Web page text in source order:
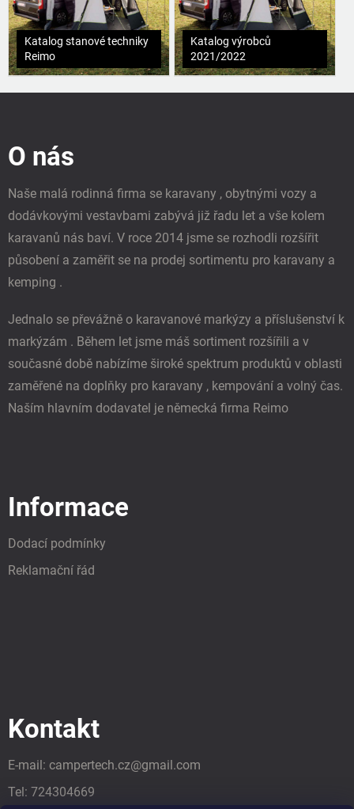
Katalog stanové techniky
Reimo
Katalog výrobců
2021/2022
O nás
Naše malá rodinná firma se karavany , obytnými vozy a
dodávkovými vestavbami zabývá již řadu let a vše kolem
karavanů nás baví. V roce 2014 jsme se rozhodli rozšířit
působení a zaměřit se na prodej sortimentu pro karavany a
kemping .
Jednalo se převážně o karavanové markýzy a příslušenství k
markýzám . Během let jsme máš sortiment rozšířili a v
současné době nabízíme široké spektrum produktů v oblasti
zaměřené na doplňky pro karavany , kempování a volný čas.
Naším hlavním dodavatel je německá firma Reimo
Informace
Dodací podmínky
Reklamační řád
Kontakt
E-mail: campertech.cz@gmail.com
Tel: 724304669